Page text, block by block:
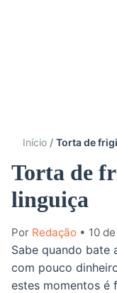
Início Torta de
Torta de
linguiça
Por Redação • 10
Sabe quando bate
com pouco
estes momentos é